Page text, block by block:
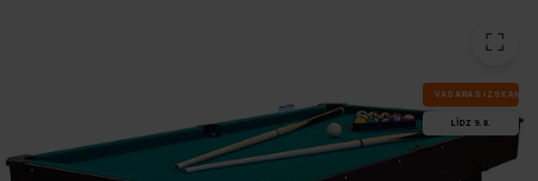
VA­SA­RAS IZ­SKA­ŅA
LĪDZ 9.8.